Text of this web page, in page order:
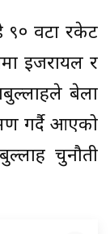
९० वटा रकेट
इजरायल र
बेला
गर्दै आएको
चुनौती